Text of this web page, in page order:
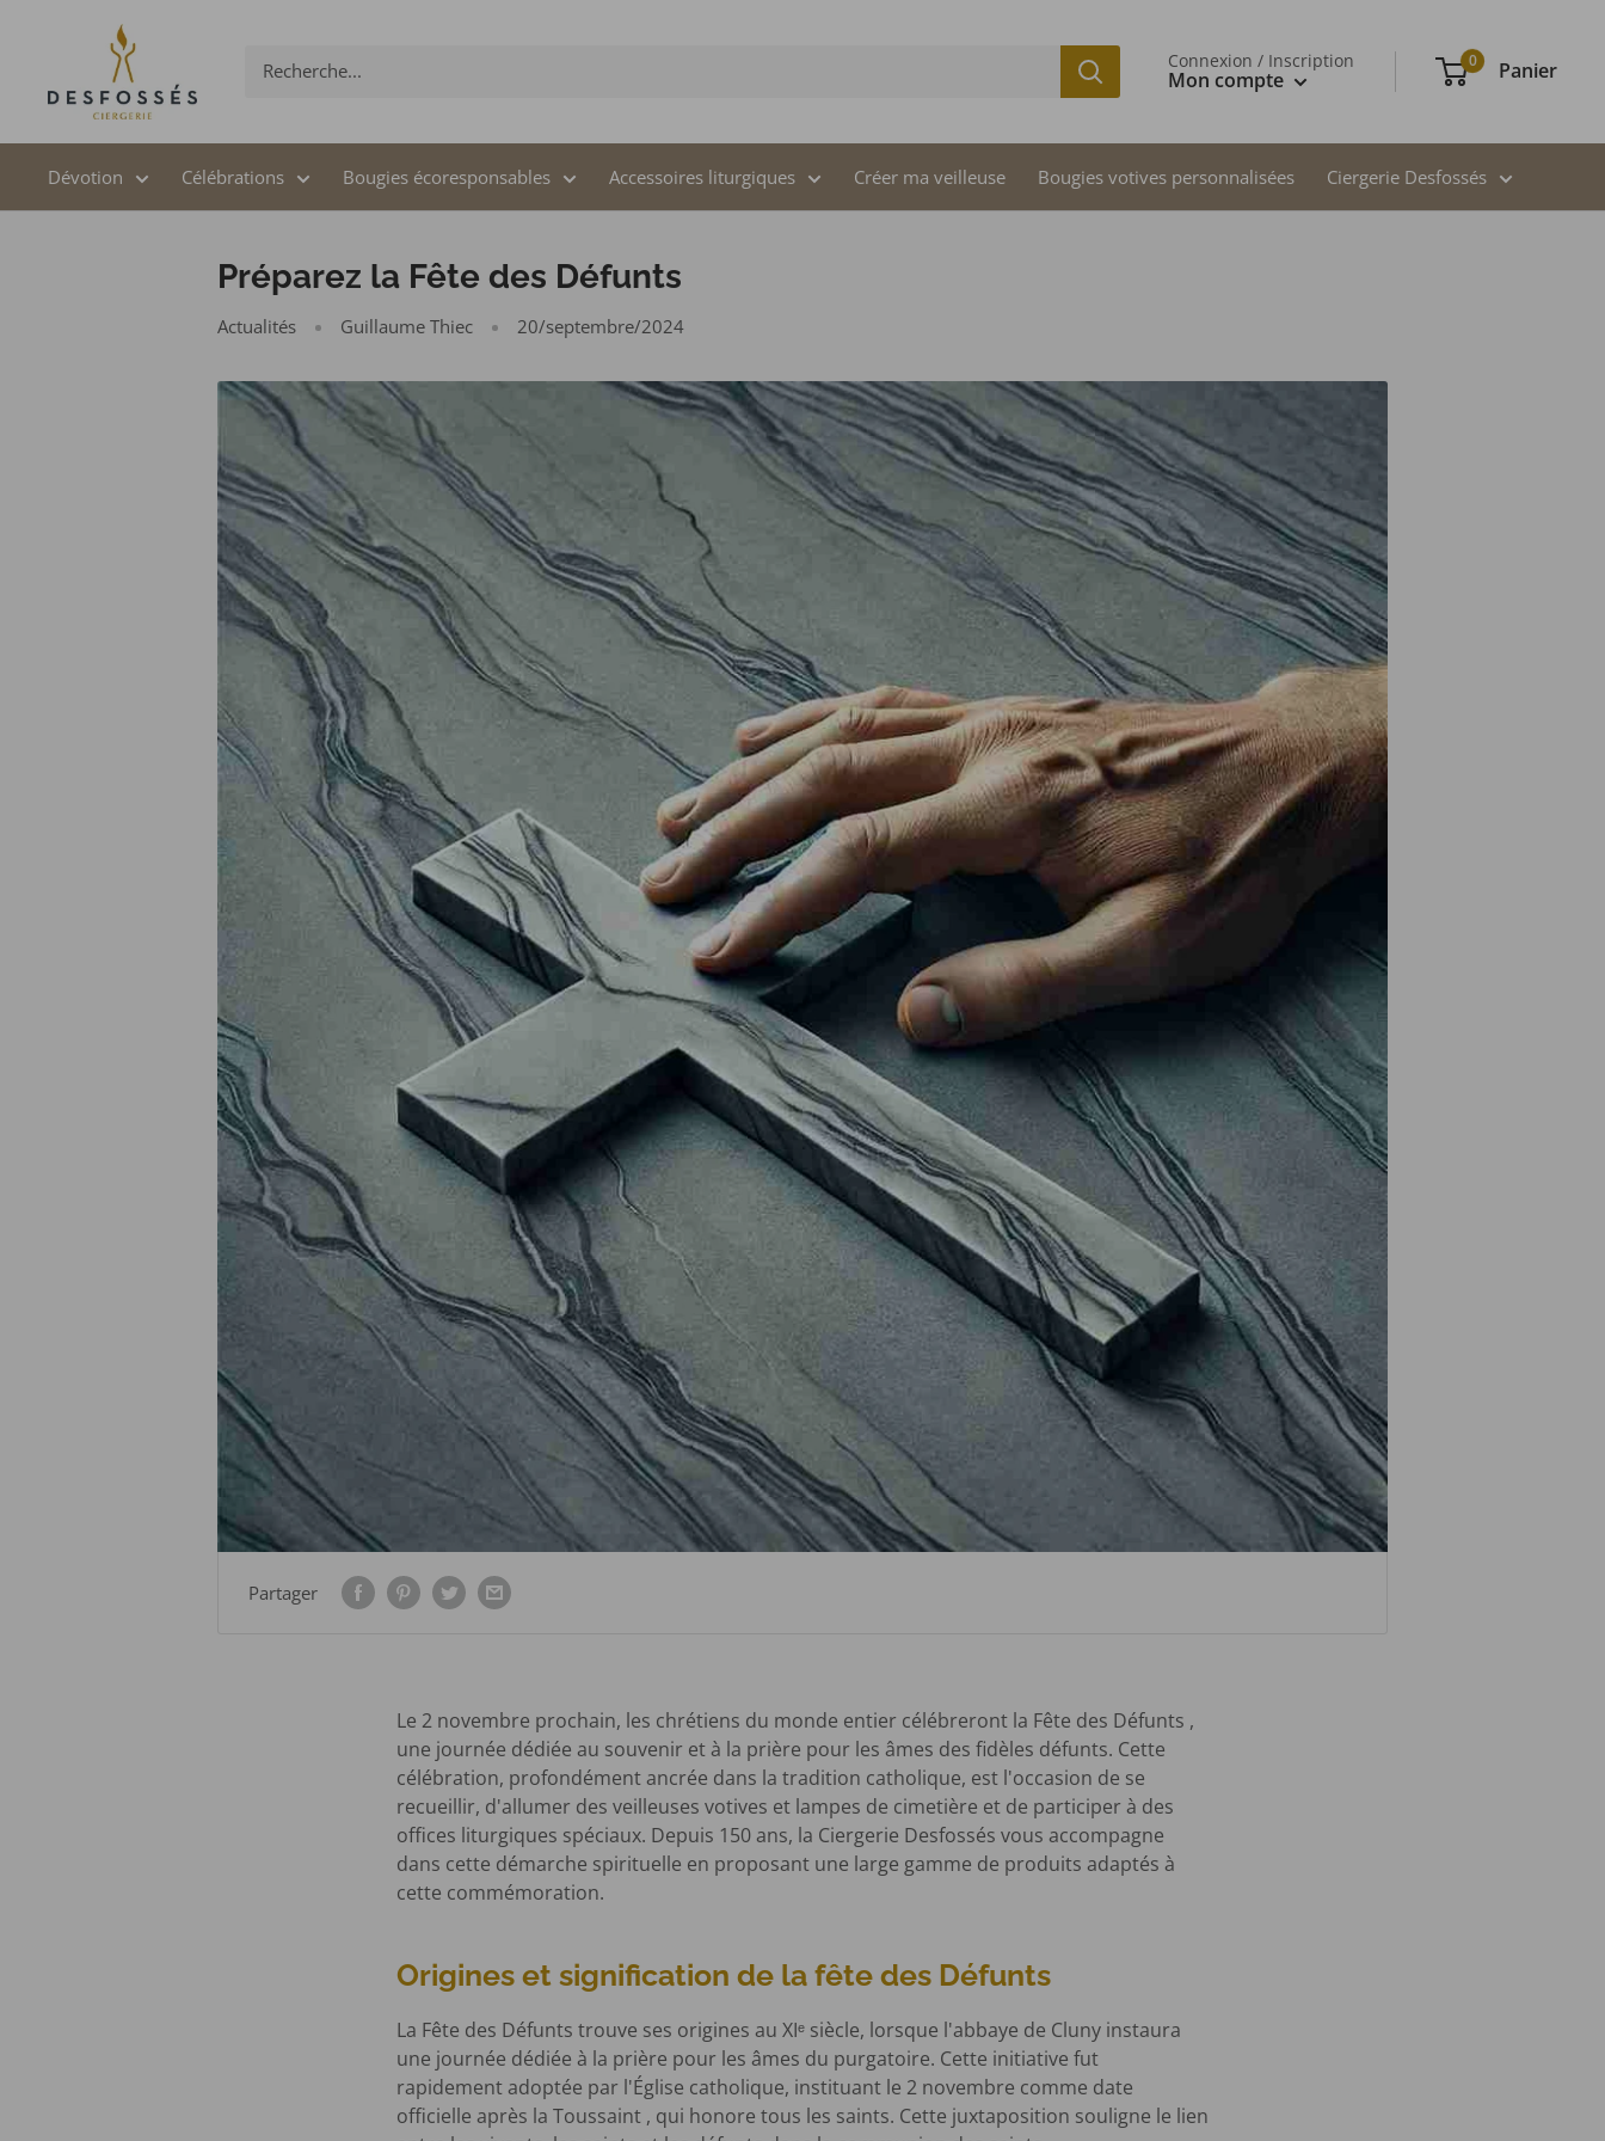
Connexion / Inscription
Mon compte
0 Panier
Dévotion Célébrations Bougies écoresponsables Accessoires liturgiques Créer ma veilleuse Bougies votives personnalisées Ciergerie Desfossés
Préparez la Fête des Défunts
Actualités Guillaume Thiec 20/septembre/2024
Partager
Le 2 novembre prochain, les chrétiens du monde entier célébreront la Fête des Défunts ,
une journée dédiée au souvenir et à la prière pour les âmes des fidèles défunts. Cette
célébration, profondément ancrée dans la tradition catholique, est l'occasion de se
recueillir, d'allumer des veilleuses votives et lampes de cimetière et de participer à des
offices liturgiques spéciaux. Depuis 150 ans, la Ciergerie Desfossés vous accompagne
dans cette démarche spirituelle en proposant une large gamme de produits adaptés à
cette commémoration.
Origines et signification de la fête des Défunts
La Fête des Défunts trouve ses origines au XIᵉ siècle, lorsque l'abbaye de Cluny instaura
une journée dédiée à la prière pour les âmes du purgatoire. Cette initiative fut
rapidement adoptée par l'Église catholique, instituant le 2 novembre comme date
officielle après la Toussaint , qui honore tous les saints. Cette juxtaposition souligne le lien